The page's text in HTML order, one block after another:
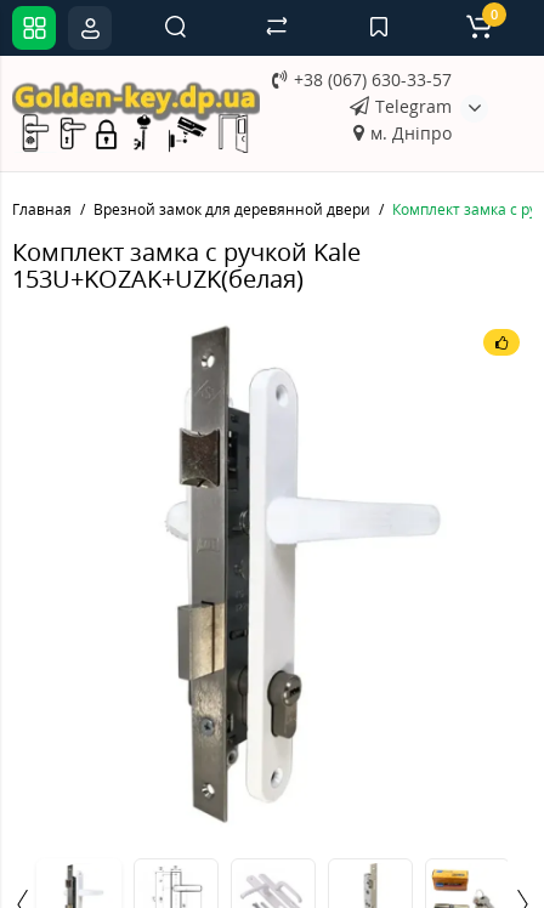
+38 (067) 630-33-57
Telegram
м. Дніпро
0
Главная Врезной замок для деревянной двери Комплект замка с
Комплект замка с ручкой Kale
153U+KOZAK+UZK(белая)